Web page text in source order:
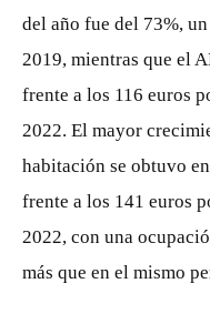
del año fue del 73%,
2019, mientras que el
frente a los 116 euros
2022. El mayor
habitación se obtuvo
frente a los 141 euros
2022, con una
más que en el mismo